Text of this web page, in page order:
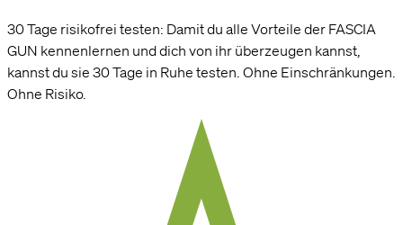
30 Tage risikofrei testen: Damit du alle Vorteile der FASCIA
GUN kennenlernen und dich von ihr überzeugen kannst,
kannst du sie 30 Tage in Ruhe testen. Ohne Einschränkungen.
Ohne Risiko.
Hi! Sag ja, zu unseren Cookies.